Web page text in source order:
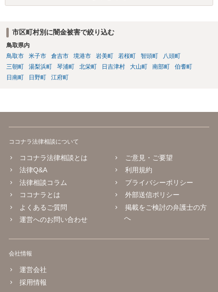
市区町村別に闇金被害で絞り込む
鳥取県内
鳥取市
米子市 倉吉市 境港市 岩美町 若桜町 智頭町
八頭町
三朝町
湯梨浜町 琴浦町 北栄町 日吉津村 大山町 南部町
伯耆町
日南町
日野町 江府町
ココナラ法律相談について
ココナラ法律相談とは
法律Q&A
法律相談コラム
ココナラとは
よくあるご質問
運営へのお問い合わせ
ご意見・ご要望
利用規約
プライバシーポリシー
外部送信ポリシー
掲載をご検討の弁護士の方
へ
会社情報
運営会社
採用情報